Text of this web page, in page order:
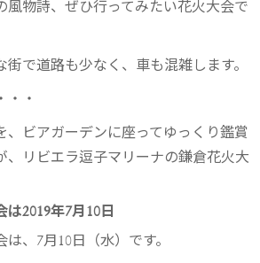
風物詩、ぜひ行ってみたい花火大会で
街で道路も少なく、車も混雑します。
・・
、ビアガーデンに座ってゆっくり鑑賞
、リビエラ逗子マリーナの鎌倉花火大
2019年7月10日
、7月10日（水）です。